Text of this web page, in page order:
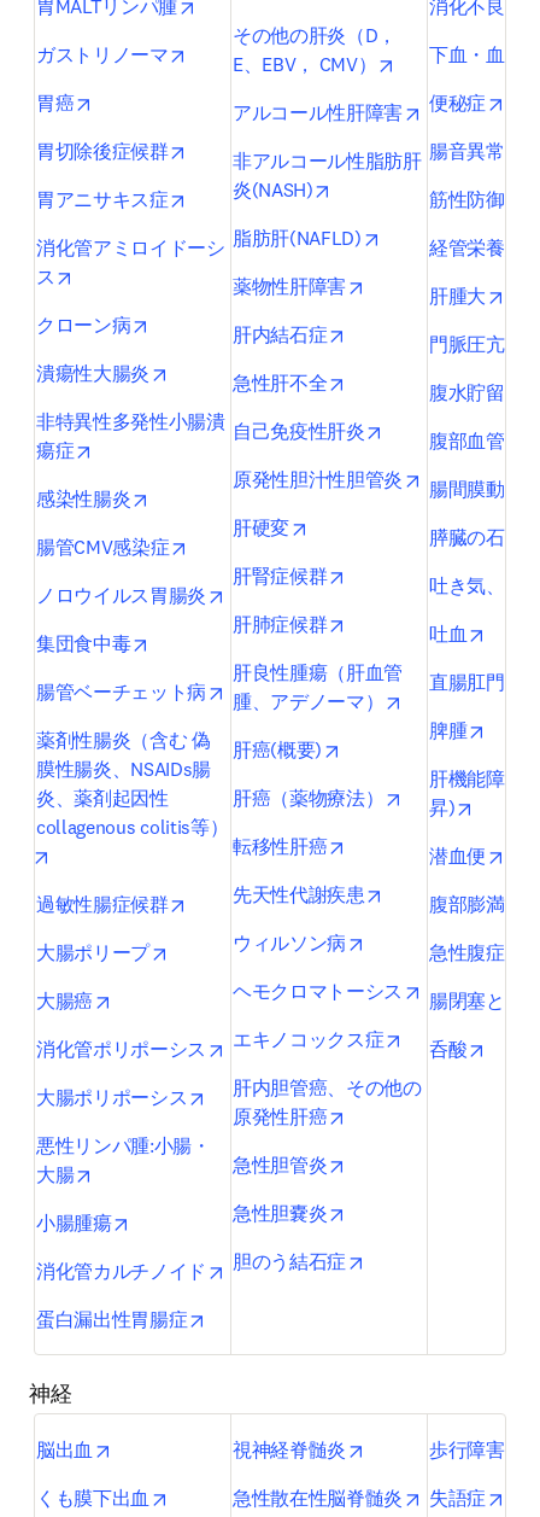
胃MALTリンパ腫
ガストリノーマ opens in new tab/window
胃癌 opens in new tab/window
胃切除後症候群 opens in new tab/window
胃アニサキス症 opens in new tab/window
消化管アミロイドーシ
ス
opens in new tab/window
クローン病 opens in new tab/window
潰瘍性大腸炎 opens in new tab/window
非特異性多発性小腸潰
瘍症
感染性腸炎 opens in new tab/window
腸管CMV感染症 opens in new tab/window
ノロウイルス胃腸炎 opens in new tab/window
集団食中毒 opens in new tab/window
腸管ベーチェット病 opens in new tab/window
薬剤性腸炎（含む 偽
膜性腸炎、NSAIDs腸
炎、薬剤起因性
collagenous colitis等）
opens in new tab/window
過敏性腸症候群 opens in new tab/window
大腸ポリープ opens in new tab/window
大腸癌 opens in new tab/window
消化管ポリポーシス opens in new tab/window
大腸ポリポーシス opens in new tab/window
悪性リンパ腫:小腸・
大腸
opens in new tab/window
小腸腫瘍 opens in new tab/window
消化管カルチノイド opens in new tab/window
蛋白漏出性胃腸症
その他の肝炎（D，
E、EBV， CMV）
opens in new
アルコール性肝障害 opens in new
非アルコール性脂肪肝
炎(NASH)
opens in new tab/window
脂肪肝(NAFLD) opens in new tab/
薬物性肝障害 opens in new tab/
肝内結石症 opens in new tab/
急性肝不全 opens in new tab/
自己免疫性肝炎 opens in new tab/
原発性胆汁性胆管炎 opens in new
肝硬変 opens in new tab/window
肝腎症候群 opens in new tab/
肝肺症候群 opens in new tab/
肝良性腫瘍（肝血管
腫、アデノーマ）
肝癌(概要)
肝癌（薬物療法） opens in new
転移性肝癌 opens in new tab/
先天性代謝疾患 opens in new tab/
ウィルソン病 opens in new tab/
ヘモクロマトーシス opens in new
エキノコックス症 opens in new
肝内胆管癌、その他の
原発性肝癌
急性胆管炎
急性胆嚢炎
胆のう結石症
消化不良
下血・血便
便秘症
腸音異常
筋性防御
経管栄養患
肝腫大
門脈圧亢進
腹水貯留
腹部血管雑
腸間膜動脈
膵臓の石灰
吐き気、嘔
吐血
直腸肛門部
脾腫
肝機能障害
昇)
潜血便
腹部膨満・
急性腹症
腸閉塞とイ
呑酸
神経
脳出血 opens in new tab/window
くも膜下出血 opens in new tab/window
視神経脊髄炎 opens in new tab/
急性散在性脳脊髄炎 opens in new
歩行障害、
失語症